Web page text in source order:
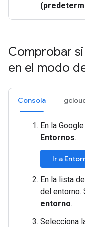
Comprobar
en el modo
Consola
En la
Entornos.
Ir a
En la lista
del entorno.
entorno.
Selecciona